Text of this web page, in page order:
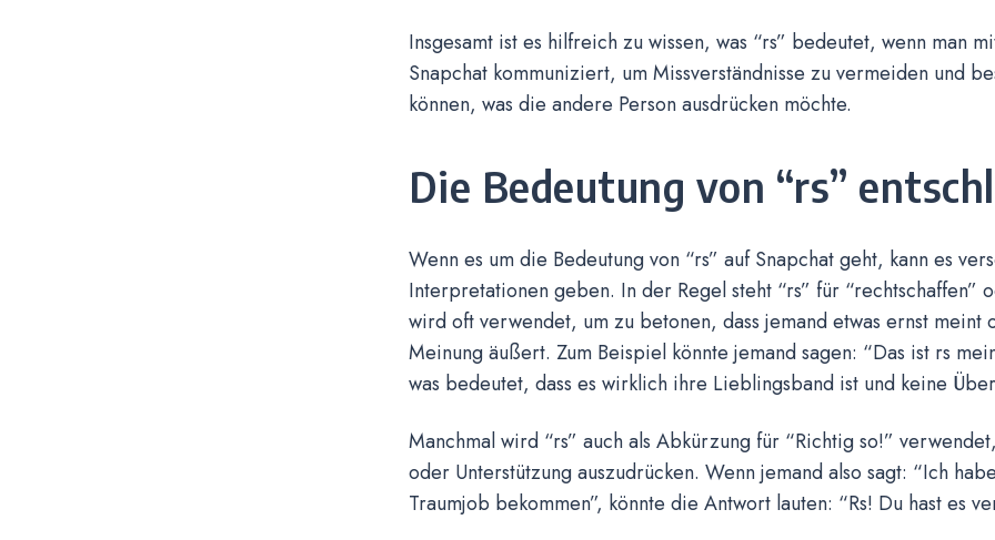
Insgesamt ist es hilfreich zu wissen, was “rs” bedeutet, wenn man
Snapchat kommuniziert, um Missverständnisse zu vermeiden und
können, was die andere Person ausdrücken möchte.
Die Bedeutung von “rs”
Wenn es um die Bedeutung von “rs” auf Snapchat geht, kann es
Interpretationen geben. In der Regel steht “rs” für “rechtschaffen”
wird oft verwendet, um zu betonen, dass jemand etwas ernst meint
Meinung äußert. Zum Beispiel könnte jemand sagen: “Das ist rs
was bedeutet, dass es wirklich ihre Lieblingsband ist und keine
Manchmal wird “rs” auch als Abkürzung für “Richtig so!”
oder Unterstützung auszudrücken. Wenn jemand also sagt: “Ich
Traumjob bekommen”, könnte die Antwort lauten: “Rs! Du hast es